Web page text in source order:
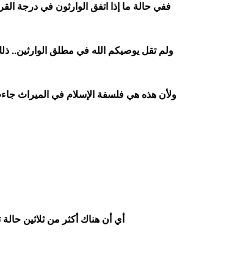
ففي حالة ما إذا اتفق الوارثون في درجة
ولم تقل يوصيكم الله في مطلق الوارثين..
ولأن هذه هي فلسفة الإسلام في الميراث
أي أن هناك أكثر من ثلاثين